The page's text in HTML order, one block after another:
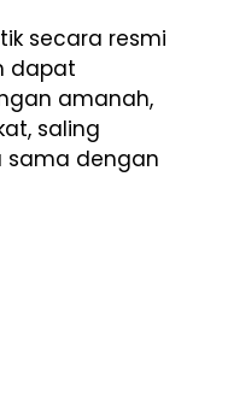
secara resmi
dapat
amanah,
saling
sama dengan